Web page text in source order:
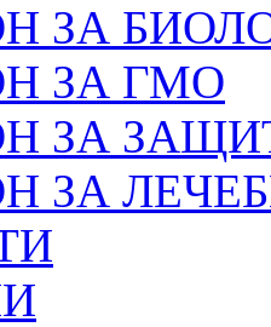
ЗА
ЗА ГМО
ЗА
ЗА